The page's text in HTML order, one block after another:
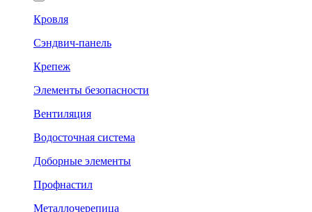
Кровля
Сэндвич-панель
Крепеж
Элементы безопасности
Вентиляция
Водосточная система
Доборные элементы
Профнастил
Металлочерепица